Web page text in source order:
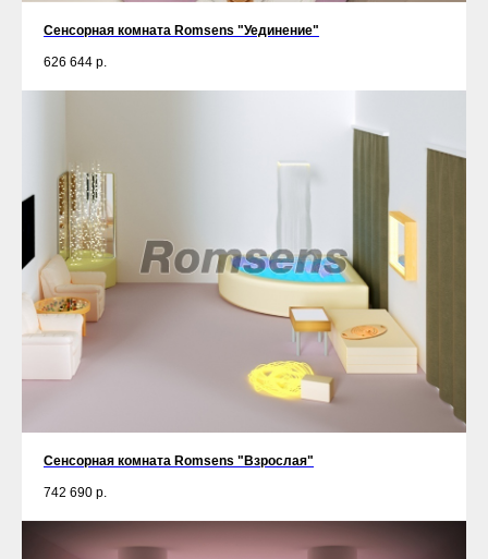
Сенсорная комната Romsens "Уединение"
626 644 р.
Сенсорная комната Romsens "Взрослая"
742 690 р.